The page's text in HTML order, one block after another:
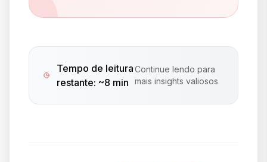
Tempo de leitura
restante: ~8 min
Continue lendo para
mais insights valiosos